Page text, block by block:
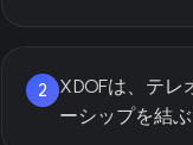
2
XDOFは、テ
ーシップを結